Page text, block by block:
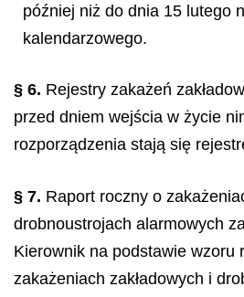
później niż do dnia 15 lutego
kalendarzowego.
§ 6. Rejestry zakażeń
przed dniem wejścia w życie
rozporządzenia stają się
§ 7. Raport roczny o
drobnoustrojach alarmowych
Kierownik na podstawie wzoru
zakażeniach zakładowych i